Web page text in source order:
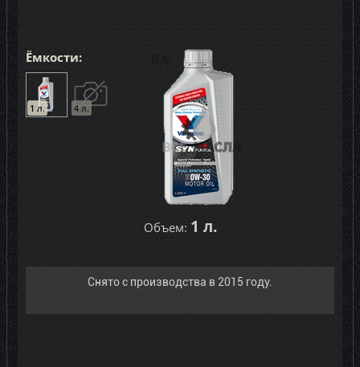
Ёмкости:
1 л. 4 л.
Объем: 1 л.
Снятo с производства в 2015 году.